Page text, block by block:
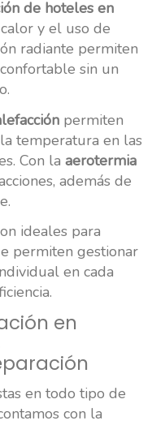
de hoteles en
y el uso de
radiante permiten
sin un
permiten
temperatura en las
Con la aerotermia
además de
ideales para
permiten gestionar
en cada
en
en todo tipo de
con la